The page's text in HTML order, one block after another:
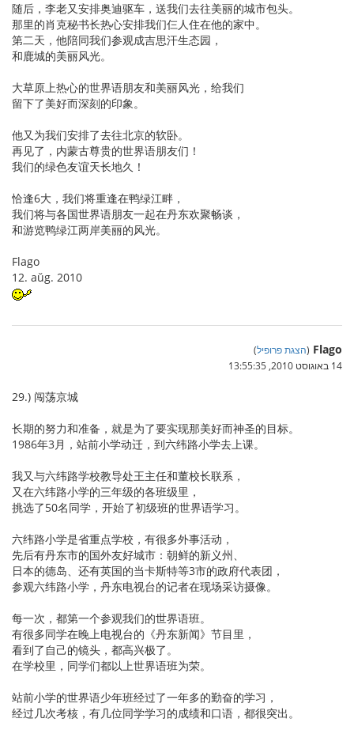
随后，李老又安排奥迪驱车，送我们去往美丽的城市包头。
那里的肖克秘书长热心安排我们仨人住在他的家中。
第二天，他陪同我们参观成吉思汗生态园，
和鹿城的美丽风光。
大草原上热心的世界语朋友和美丽风光，给我们
留下了美好而深刻的印象。
他又为我们安排了去往北京的软卧。
再见了，内蒙古尊贵的世界语朋友们！
我们的绿色友谊天长地久！
恰逢6大，我们将重逢在鸭绿江畔，
我们将与各国世界语朋友一起在丹东欢聚畅谈，
和游览鸭绿江两岸美丽的风光。
Flago
12. aŭg. 2010
Flago
(הצגת פרופיל)
14 באוגוסט 2010, 13:55:35
29.) 闯荡京城
长期的努力和准备，就是为了要实现那美好而神圣的目标。
1986年3月，站前小学动迁，到六纬路小学去上课。
我又与六纬路学校教导处王主任和董校长联系，
又在六纬路小学的三年级的各班级里，
挑选了50名同学，开始了初级班的世界语学习。
六纬路小学是省重点学校，有很多外事活动，
先后有丹东市的国外友好城市：朝鲜的新义州、
日本的德岛、还有英国的当卡斯特等3市的政府代表团，
参观六纬路小学，丹东电视台的记者在现场采访摄像。
每一次，都第一个参观我们的世界语班。
有很多同学在晚上电视台的《丹东新闻》节目里，
看到了自己的镜头，都高兴极了。
在学校里，同学们都以上世界语班为荣。
站前小学的世界语少年班经过了一年多的勤奋的学习，
经过几次考核，有几位同学学习的成绩和口语，都很突出。